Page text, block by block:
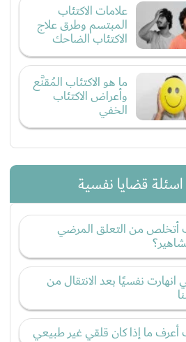
علامات الاكتئاب
المبتسم وطرق علاج
الاكتئاب الضاحك
ما هو الاكتئاب المُقنَّع
وأعراض الاكتئاب
الخفي
قضايا نفسية
أتخلص من التعلق المرضي
انهارت نفسيًا بعد الانتقال من
ما إذا كان قلقي غير طبيعي